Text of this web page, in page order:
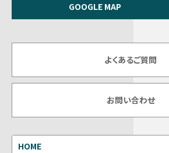
GOOGLE MAP
よくあるご質問
お問い合わせ
HOME